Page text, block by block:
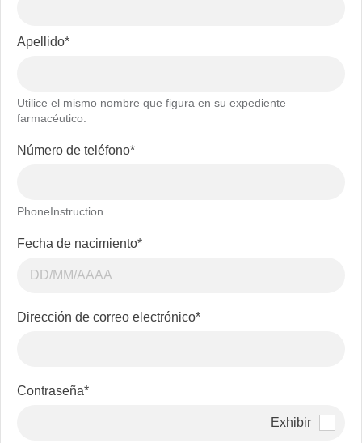
Apellido*
Utilice el mismo nombre que figura en su expediente
farmacéutico.
Número de teléfono*
PhoneInstruction
Fecha de nacimiento*
Dirección de correo electrónico*
Contraseña*
Exhibir